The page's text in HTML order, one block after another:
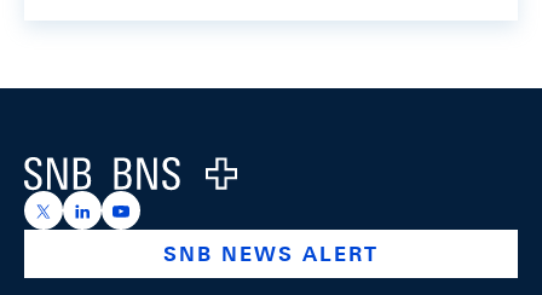
Logo
https://x.com/snb_bns
https://ch.linkedin.com/company/swiss-national-
https://www.youtube.com/@swissnationalbank
SNB NEWS ALERT